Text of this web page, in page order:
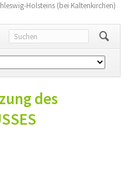
Holsteins (bei Kaltenkirchen)
des